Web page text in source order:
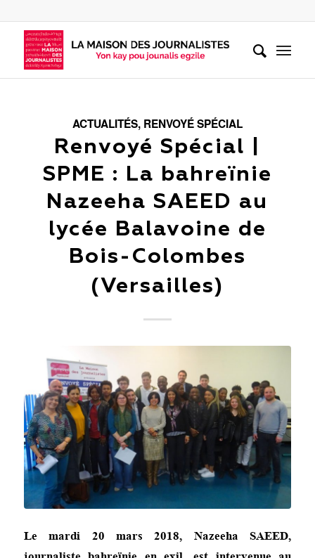
ACTUALITÉS, RENVOYÉ SPÉCIAL
Renvoyé Spécial |
SPME : La bahreïnie
Nazeeha SAEED au
lycée Balavoine de
Bois-Colombes
(Versailles)
Le mardi 20 mars 2018, Nazeeha SAEED,